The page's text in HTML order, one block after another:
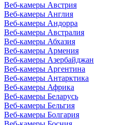
Веб-камеры Австрия
Веб-камеры Англия
Веб-камеры Андорра
Веб-камеры Австралия
Веб-камеры Абхазия
Веб-камеры Армения
Веб-камеры Азербайджан
Веб-камеры Аргентина
Веб-камеры Антарктика
Веб-камеры Африка
Веб-камеры Беларусь
Веб-камеры Бельгия
Веб-камеры Болгария